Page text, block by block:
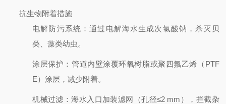
抗生物附着措施
电解防污系统 ：通过电解海水生成次氯酸钠，杀灭贝
类、藻类幼虫。
涂层保护 ：管道内壁涂覆环氧树脂或聚四氟乙烯（PTF
E）涂层，减少附着。
机械过滤 ：海水入口加装滤网（孔径≤2 mm），拦截杂